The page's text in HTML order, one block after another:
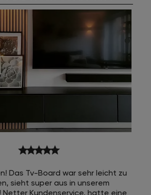
starstarstarstarstar
Das Tv-Board war sehr leicht zu
sieht super aus in unserem
Netter Kundenservice, hatte eine